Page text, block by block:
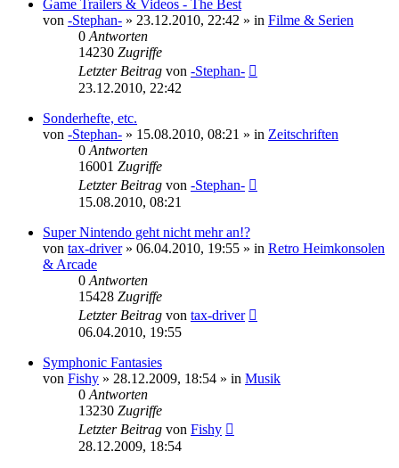
Game Trailers & Videos - The Best
von -Stephan- » 23.12.2010, 22:42 » in Filme & Serien
0Antworten
14230 Zugriffe
Letzter Beitrag von -Stephan-
23.12.2010, 22:42
Sonderhefte, etc.
von -Stephan- » 15.08.2010, 08:21 » in Zeitschriften
0Antworten
16001 Zugriffe
Letzter Beitrag von -Stephan-
15.08.2010, 08:21
Super Nintendo geht nicht mehr an!?
von tax-driver» 06.04.2010, 19:55 » in Retro Heimkonsolen
& Arcade
0Antworten
15428 Zugriffe
Letzter Beitrag von tax-driver
06.04.2010, 19:55
Symphonic Fantasies
von Fishy » 28.12.2009, 18:54 » in Musik
0Antworten
13230 Zugriffe
Letzter Beitrag von Fishy
28.12.2009, 18:54